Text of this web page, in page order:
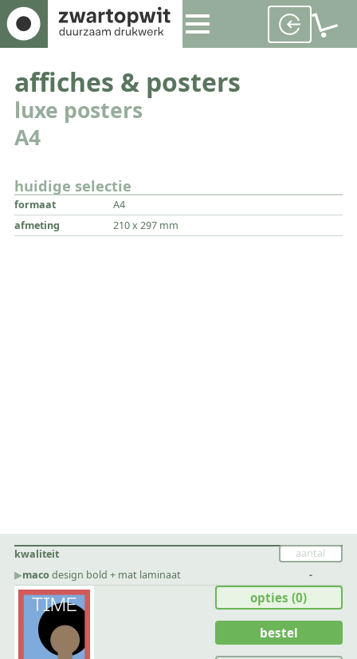
affiches & posters
luxe posters
A4
huidige selectie
formaat
A4
afmeting
210 x 297 mm
kwaliteit
▶︎macodesign bold + mat laminaat -
opties(0)
bestel